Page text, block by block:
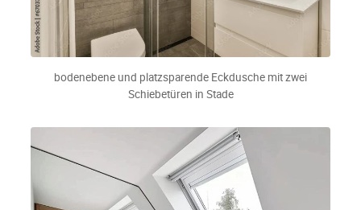
bodenebene und platzsparende Eckdusche mit zwei
Schiebetüren in Stade